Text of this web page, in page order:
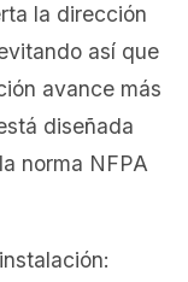
la dirección
así que
avance más
diseñada
norma NFPA